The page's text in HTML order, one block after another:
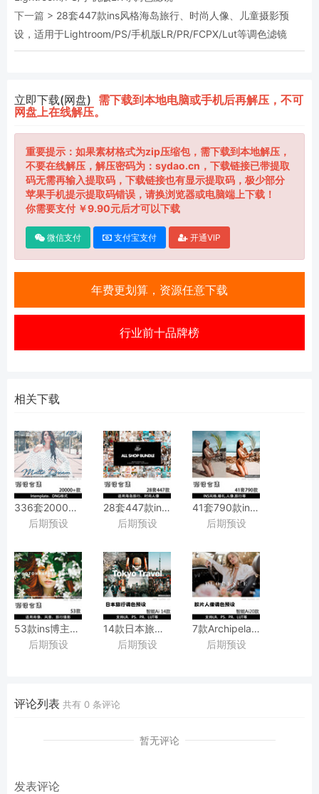
下一篇 > 28套447款ins风格海岛旅行、时尚人像、儿童摄影预
设，适用于Lightroom/PS/手机版LR/PR/FCPX/Lut等调色滤镜
立即下载(网盘) 需下载到本地电脑或手机后再解压，不可
网盘上在线解压。
重要提示：如果素材格式为zip压缩包，需下载到本地解压，
不要在线解压，解压密码为：sydao.cn，下载链接已带提取
码无需再输入提取码，下载链接也有显示提取码，极少部分
苹果手机提示提取码错误，请换浏览器或电脑端上下载！
你需要支付 ￥9.90元后才可以下载
微信支付 支付宝支付 开通VIP
年费更划算，资源任意下载
行业前十品牌榜
相关下载
336套20000+款时尚人像、
儿童、
适用于Lightroom/PS/
手机版LR等调色滤镜
后期预设
28套447款ins风格海岛旅行、
时尚人像、
适用于Lightroom/PS/
手机版LR/PR/FCPX/Lut等调色滤镜
后期预设
41套790款ins博主旅行风光
适用于Lightroom/PS/
后期预设
53款ins博主胶片风格室内外人像肖像、
风景、
手机版LR等调色滤镜
后期预设
14款日本旅行城市街拍风光LR调色预设，
AI人工智能Lightroom、
后期预设
7款Archipelago
Quest 24
后期预设
评论列表 共有 0 条评论
暂无评论
发表评论